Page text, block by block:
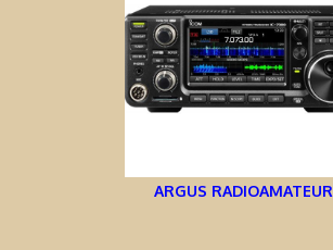
ARGUS RADIOAMATEUR